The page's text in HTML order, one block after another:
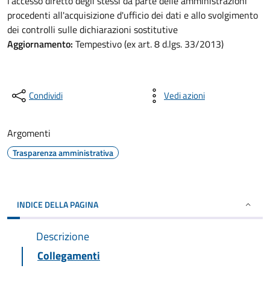
procedenti all'acquisizione d'ufficio dei dati e allo svolgimento
dei controlli sulle dichiarazioni sostitutive
Aggiornamento: Tempestivo (ex art. 8 d.lgs. 33/2013)
Condividi Vedi azioni
Argomenti
Trasparenza amministrativa
INDICE DELLA PAGINA
Descrizione
Collegamenti